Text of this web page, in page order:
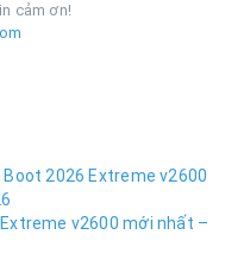
cảm ơn!
Boot 2026 Extreme v2600
v2600 mới nhất –